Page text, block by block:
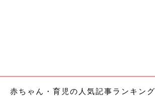
赤ちゃん・育児の人気記事ランキング